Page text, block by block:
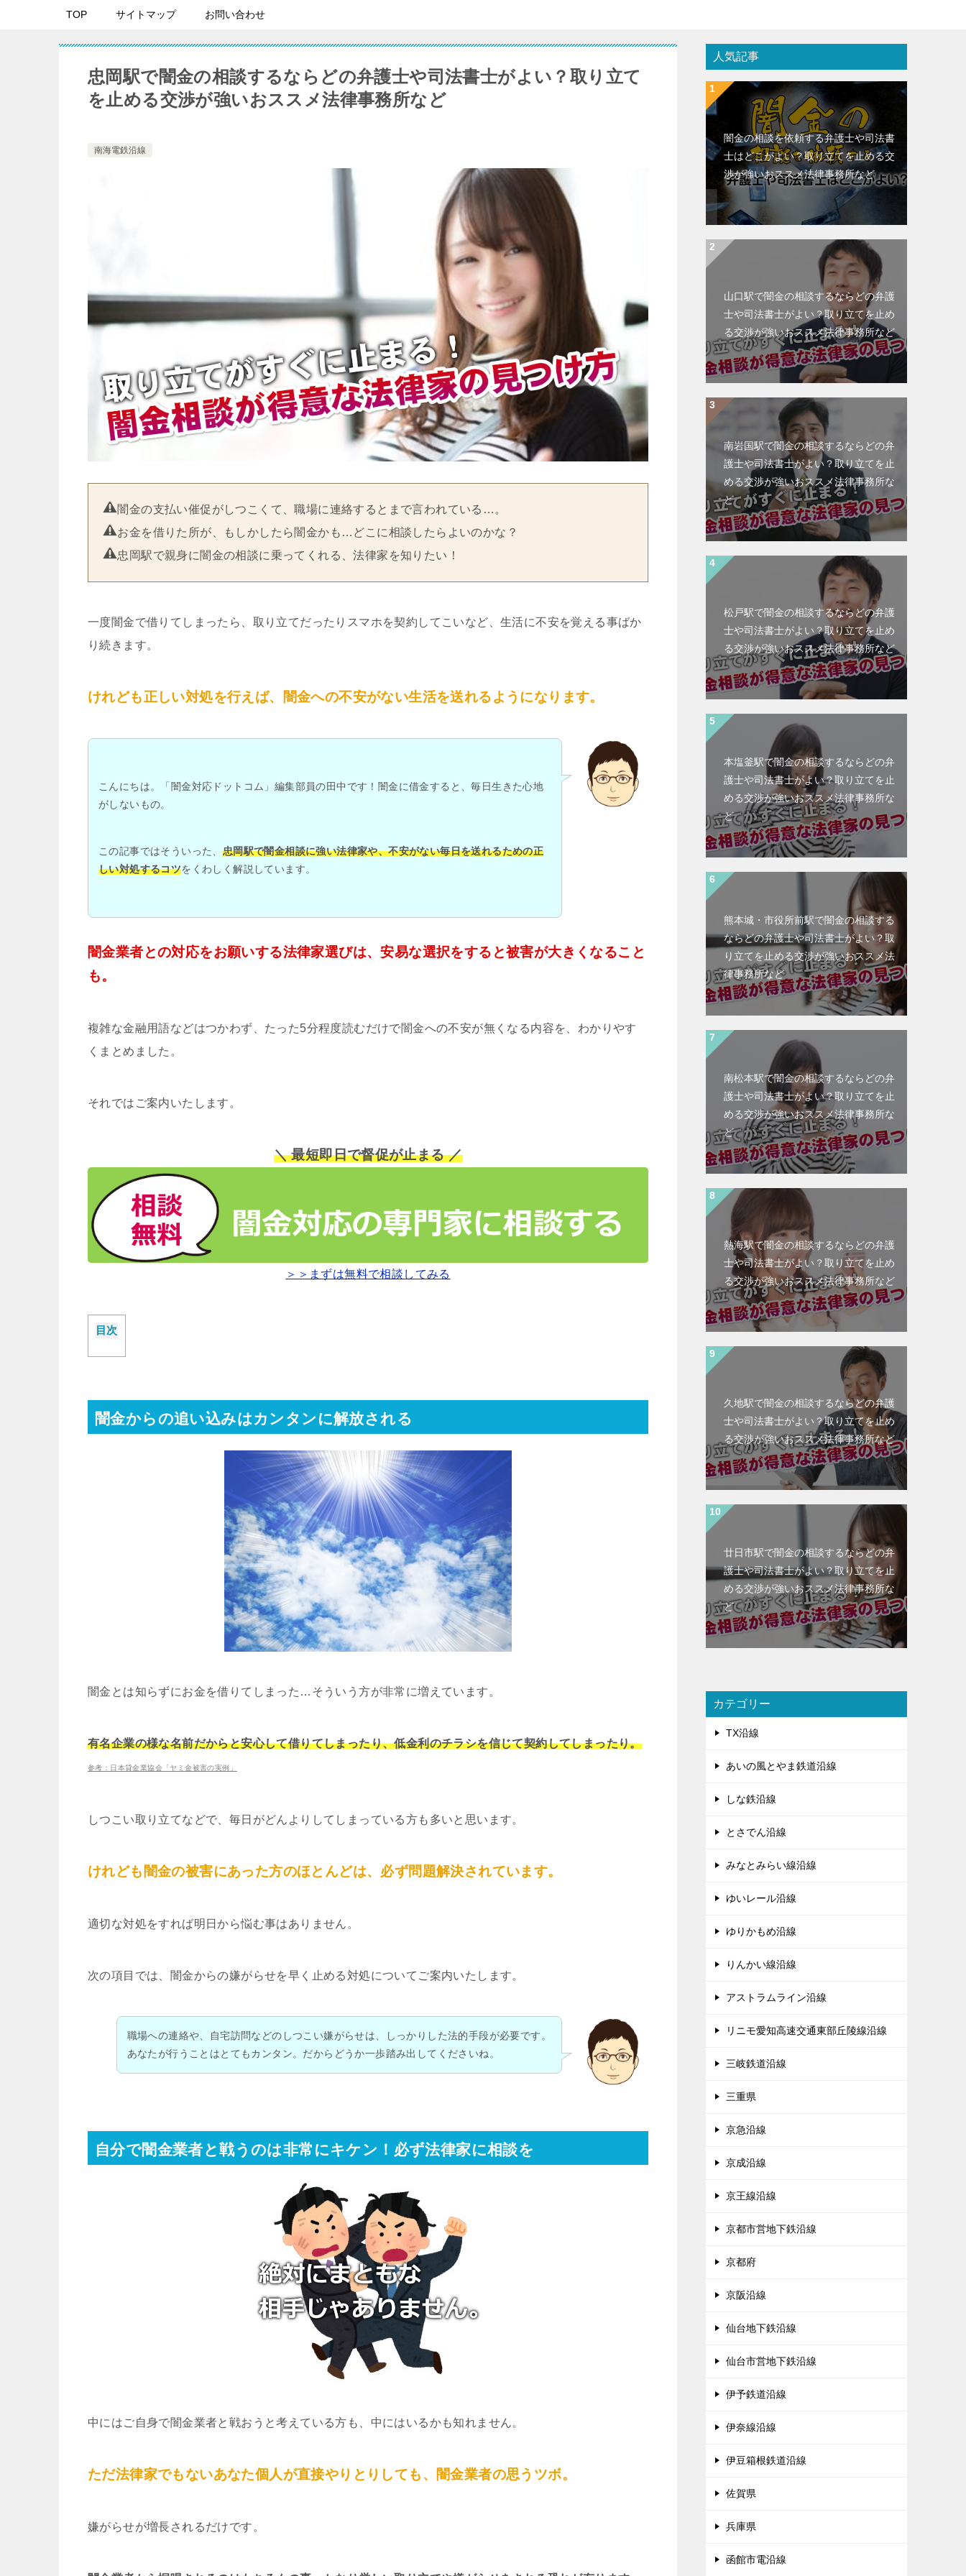
TOP サイトマップ お問い合わせ
忠岡駅で闇金の相談するならどの弁護士や司法書士がよい？取り立て
を止める交渉が強いおススメ法律事務所など
南海電鉄沿線
闇金の支払い催促がしつこくて、職場に連絡するとまで言われている…。
お金を借りた所が、もしかしたら闇金かも…どこに相談したらよいのかな？
忠岡駅で親身に闇金の相談に乗ってくれる、法律家を知りたい！
一度闇金で借りてしまったら、取り立てだったりスマホを契約してこいなど、生活に不安を覚える事ばか
り続きます。
けれども正しい対処を行えば、闇金への不安がない生活を送れるようになります。
こんにちは。「闇金対応ドットコム」編集部員の田中です！闇金に借金すると、毎日生きた心地
がしないもの。
この記事ではそういった、 忠岡駅で闇金相談に強い法律家や、不安がない毎日を送れるための正
しい対処するコツをくわしく解説しています。
闇金業者との対応をお願いする法律家選びは、安易な選択をすると被害が大きくなること
も。
複雑な金融用語などはつかわず、たった5分程度読むだけで闇金への不安が無くなる内容を、わかりやす
くまとめました。
それではご案内いたします。
＼ 最短即日で督促が止まる ／
＞＞まずは無料で相談してみる
目次
闇金からの追い込みはカンタンに解放される
闇金とは知らずにお金を借りてしまった…そういう方が非常に増えています。
有名企業の様な名前だからと安心して借りてしまったり、低金利のチラシを信じて契約してしまったり。
参考：日本貸金業協会「ヤミ金被害の実例」
しつこい取り立てなどで、毎日がどんよりしてしまっている方も多いと思います。
けれども闇金の被害にあった方のほとんどは、必ず問題解決されています。
適切な対処をすれば明日から悩む事はありません。
次の項目では、闇金からの嫌がらせを早く止める対処についてご案内いたします。
職場への連絡や、自宅訪問などのしつこい嫌がらせは、しっかりした法的手段が必要です。
あなたが行うことはとてもカンタン。だからどうか一歩踏み出してくださいね。
自分で闇金業者と戦うのは非常にキケン！必ず法律家に相談を
中にはご自身で闇金業者と戦おうと考えている方も、中にはいるかも知れません。
ただ法律家でもないあなた個人が直接やりとりしても、闇金業者の思うツボ。
嫌がらせが増長されるだけです。
人気記事
闇金の相談を依頼する弁護士や司法書
士はどこがよい？取り立てを止める交
渉が強いおススメ法律事務所など
山口駅で闇金の相談するならどの弁護
士や司法書士がよい？取り立てを止め
る交渉が強いおススメ法律事務所など
南岩国駅で闇金の相談するならどの弁
護士や司法書士がよい？取り立てを止
める交渉が強いおススメ法律事務所な
ど
松戸駅で闇金の相談するならどの弁護
士や司法書士がよい？取り立てを止め
る交渉が強いおススメ法律事務所など
本塩釜駅で闇金の相談するならどの弁
護士や司法書士がよい？取り立てを止
める交渉が強いおススメ法律事務所な
ど
熊本城・市役所前駅で闇金の相談する
ならどの弁護士や司法書士がよい？取
り立てを止める交渉が強いおススメ法
律事務所など
南松本駅で闇金の相談するならどの弁
護士や司法書士がよい？取り立てを止
める交渉が強いおススメ法律事務所な
ど
熱海駅で闇金の相談するならどの弁護
士や司法書士がよい？取り立てを止め
る交渉が強いおススメ法律事務所など
久地駅で闇金の相談するならどの弁護
士や司法書士がよい？取り立てを止め
る交渉が強いおススメ法律事務所など
廿日市駅で闇金の相談するならどの弁
護士や司法書士がよい？取り立てを止
める交渉が強いおススメ法律事務所な
ど
カテゴリー
TX沿線
あいの風とやま鉄道沿線
しな鉄沿線
とさでん沿線
みなとみらい線沿線
ゆいレール沿線
ゆりかもめ沿線
りんかい線沿線
アストラムライン沿線
リニモ愛知高速交通東部丘陵線沿線
三岐鉄道沿線
三重県
京急沿線
京成沿線
京王線沿線
京都市営地下鉄沿線
京都府
京阪沿線
仙台地下鉄沿線
仙台市営地下鉄沿線
伊予鉄道沿線
伊奈線沿線
伊豆箱根鉄道沿線
佐賀県
兵庫県
函館市電沿線